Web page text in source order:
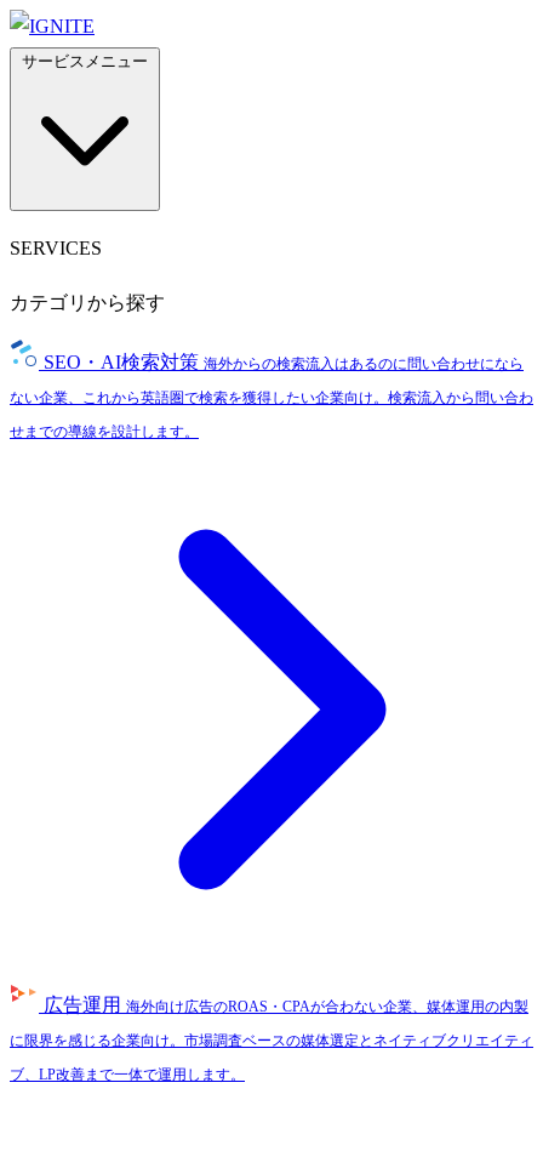
SERVICES
カテゴリから探す
SEO・AI検索対策 海外からの検索流入はあるのに問い合わせになら
ない企業、これから英語圏で検索を獲得したい企業向け。検索流入から問い合わ
せまでの導線を設計します。
広告運用 海外向け広告のROAS・CPAが合わない企業、媒体運用の内製
に限界を感じる企業向け。市場調査ベースの媒体選定とネイティブクリエイティ
ブ、LP改善まで一体で運用します。